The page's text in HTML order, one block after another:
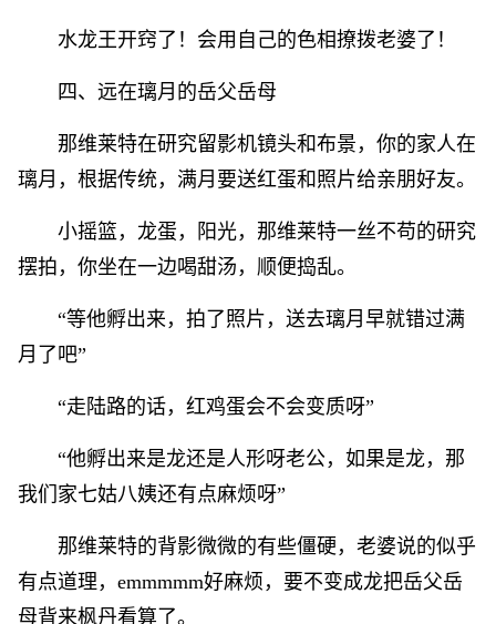
水龙王开窍了！会用自己的色相撩拨老婆了！
四、远在璃月的岳父岳母
那维莱特在研究留影机镜头和布景，你的家人在
璃月，根据传统，满月要送红蛋和照片给亲朋好友。
小摇篮，龙蛋，阳光，那维莱特一丝不苟的研究
摆拍，你坐在一边喝甜汤，顺便捣乱。
“等他孵出来，拍了照片，送去璃月早就错过满
月了吧”
“走陆路的话，红鸡蛋会不会变质呀”
“他孵出来是龙还是人形呀老公，如果是龙，那
我们家七姑八姨还有点麻烦呀”
那维莱特的背影微微的有些僵硬，老婆说的似乎
有点道理，emmmmm好麻烦，要不变成龙把岳父岳
母背来枫丹看算了。